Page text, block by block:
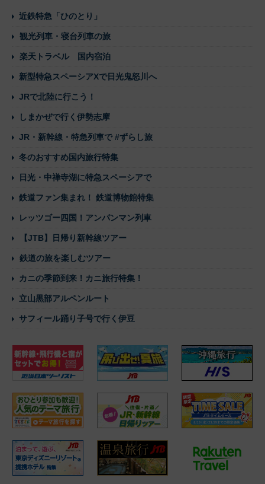
近鉄特急「ひのとり」
観光列車・寝台列車の旅
楽天トラベル 国内宿泊
新型特急スペーシアXで日光鬼怒川へ
JRで北陸に行こう！
しまかぜで行く伊勢志摩
JR・新幹線・特急列車で #ずらし旅
冬のおすすめ国内旅行特集
日光・中禅寺湖に特急スペーシアで
鉄道ファン集まれ！ 鉄道博物館特集
レッツゴー四国！アンパンマン列車
【JTB】日帰り新幹線ツアー
鉄道の旅を楽しむツアー
カニの季節到来！カニ旅行特集！
立山黒部アルペンルート
サフィール踊り子号で行く伊豆